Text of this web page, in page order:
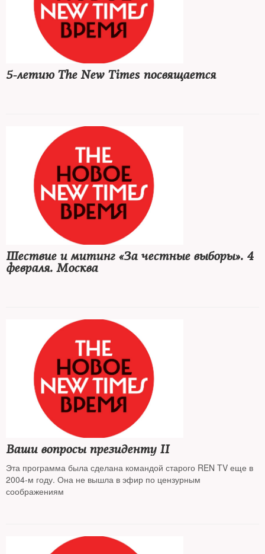
5-летию The New Times посвящается
Шествие и митинг «За честные выборы». 4
февраля. Москва
Ваши вопросы президенту II
Эта программа была сделана командой старого REN TV еще в
2004-м году. Она не вышла в эфир по цензурным
соображениям